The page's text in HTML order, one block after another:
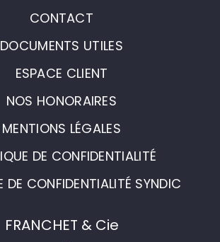
CONTACT
DOCUMENTS UTILES
ESPACE CLIENT
NOS HONORAIRES
MENTIONS LÉGALES
DE CONFIDENTIALITÉ
DE CONFIDENTIALITÉ SYNDIC
FRANCHET & Cie